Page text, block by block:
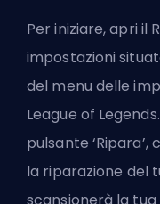
Per iniziare, apri il
impostazioni
del menu delle
League of
pulsante
la riparazione del